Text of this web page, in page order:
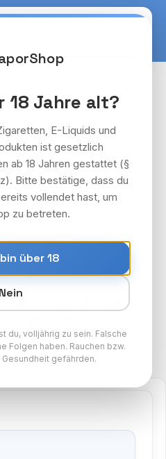
800 - Strawberry
18 Jahre alt?
E-Liquids und
ist gesetzlich
ab 18 Jahren gestattet (§
Bitte bestätige, dass du
vollendet hast, um
zu betreten.
über 18
Nein
du, volljährig zu sein. Falsche
Folgen haben. Rauchen bzw.
gefährden.